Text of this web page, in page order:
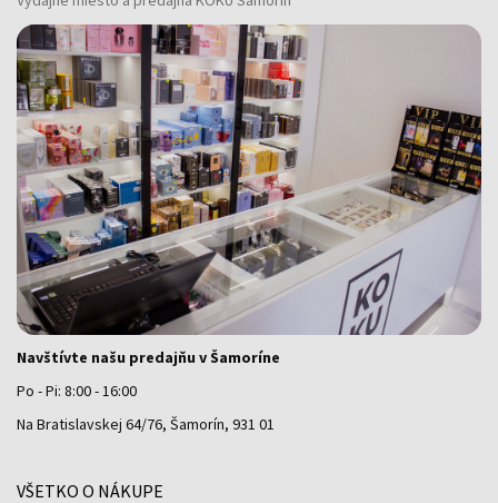
Navštívte našu predajňu v Šamoríne
Po - Pi: 8:00 - 16:00
Na Bratislavskej 64/76, Šamorín, 931 01
VŠETKO O NÁKUPE